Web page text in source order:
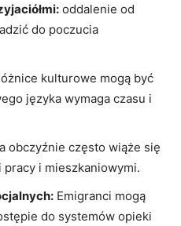
oddalenie od
do poczucia
kulturowe mogą być
języka wymaga czasu i
obczyźnie często wiąże się
i mieszkaniowymi.
Emigranci mogą
do systemów opieki